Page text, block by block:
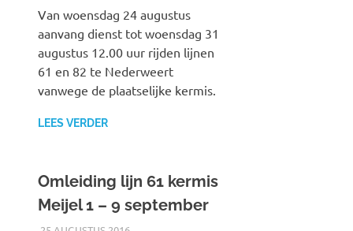
Van woensdag 24 augustus
aanvang dienst tot woensdag 31
augustus 12.00 uur rijden lijnen
61 en 82 te Nederweert
vanwege de plaatselijke kermis.
LEES VERDER
Omleiding lijn 61 kermis
Meijel 1 – 9 september